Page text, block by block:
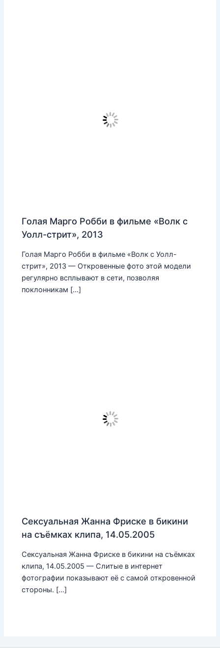
Голая Марго Робби в фильме «Волк с
Уолл-стрит», 2013
Голая Марго Робби в фильме «Волк с Уолл-
стрит», 2013 — Откровенные фото этой модели
регулярно всплывают в сети, позволяя
поклонникам […]
Сексуальная Жанна Фриске в бикини
на съёмках клипа, 14.05.2005
Сексуальная Жанна Фриске в бикини на съёмках
клипа, 14.05.2005 — Слитые в интернет
фотографии показывают её с самой откровенной
стороны. […]